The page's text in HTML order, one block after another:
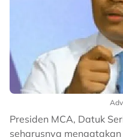
Presiden MCA, Datuk
seharusnya